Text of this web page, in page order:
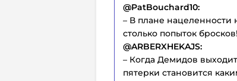
@PatBouchard10:
– В плане нацеленности
столько попыток
@ARBERXHEKAJS:
– Когда Демидов
пятерки становится